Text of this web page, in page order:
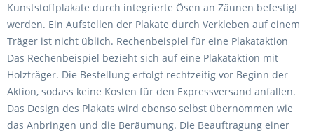
Kunststoffplakate durch integrierte Ösen an Zäunen befestigt
werden. Ein Aufstellen der Plakate durch Verkleben auf einem
Träger ist nicht üblich. Rechenbeispiel für eine Plakataktion
Das Rechenbeispiel bezieht sich auf eine Plakataktion mit
Holzträger. Die Bestellung erfolgt rechtzeitig vor Beginn der
Aktion, sodass keine Kosten für den Expressversand anfallen.
Das Design des Plakats wird ebenso selbst übernommen wie
das Anbringen und die Beräumung. Die Beauftragung einer